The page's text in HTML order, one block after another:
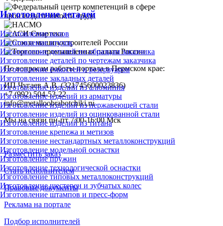
Изготовление деталей
Изготовление валов
Изготовление втулок
Изготовление деталей по образцам заказчика
Изготовление деталей по чертежам заказчика
Изготовление ёмкостей и резервуаров
Изготовление закладных деталей
Изготовление изделий из алюминия
Изготовление изделий из арматуры
Изготовление изделий из нержавеющей стали
Изготовление изделий из оцинкованной стали
Изготовление изделий из титана
Изготовление крепежа и метизов
Изготовление нестандартных металлоконструкций
Изготовление модельной оснастки
Изготовление пружин
Изготовление технологической оснастки
Изготовление типовых металлоконструкций
Изготовление шестерен и зубчатых колес
Изготовление штампов и пресс-форм
По вопросам работы портала в Пермском крае:
ИП Чугаев А.В. (321745600023836)
+7 (992) 504-53-22
info@metalloobrabotchiki.ru
Мы на связи пн-пт 7:00-16:00 Мск
Разместить заказ
Стать исполнителем
Правовые документы
Реклама на портале
Подбор исполнителей